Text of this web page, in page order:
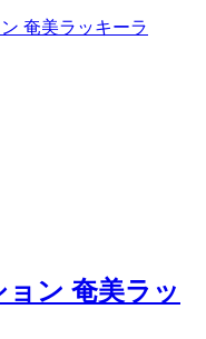
ン 奄美ラッ